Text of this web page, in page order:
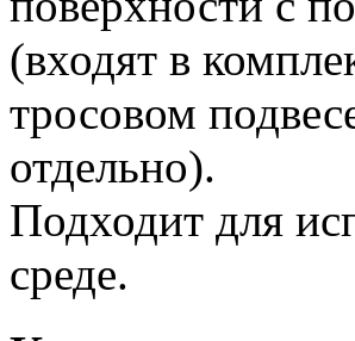
(входят в
тросовом
отдельно).
Подходит для
среде.